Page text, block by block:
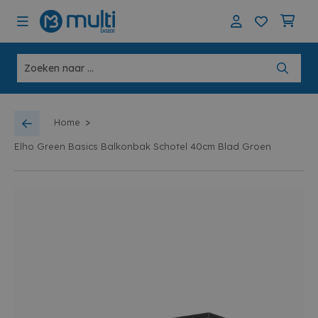
Home >
Elho Green Basics Balkonbak Schotel 40cm Blad Groen